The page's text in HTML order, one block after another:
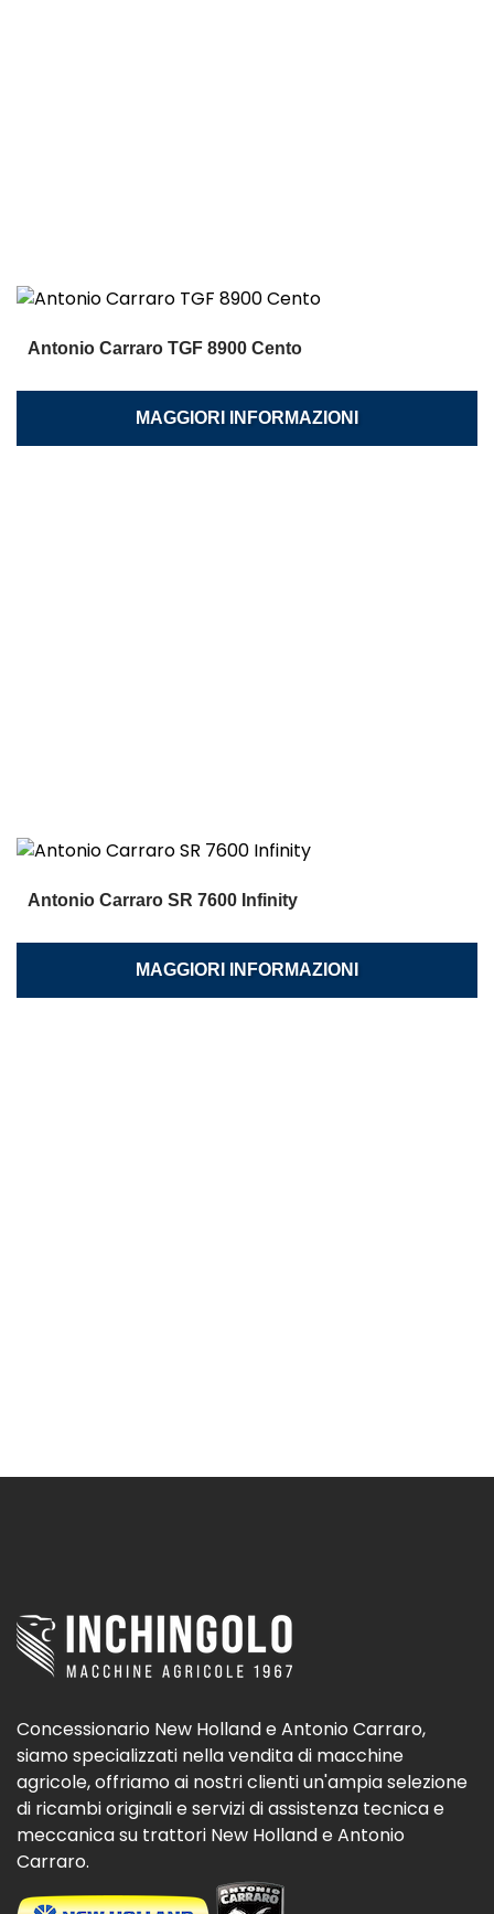
Antonio Carraro TGF 8900 Cento
MAGGIORI INFORMAZIONI
Antonio Carraro SR 7600 Infinity
MAGGIORI INFORMAZIONI
Concessionario New Holland e Antonio Carraro,
siamo specializzati nella vendita di macchine
agricole, offriamo ai nostri clienti un'ampia selezione
di ricambi originali e servizi di assistenza tecnica e
meccanica su trattori New Holland e Antonio
Carraro.